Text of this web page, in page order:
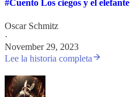
#Cuento Los ciegos y el elefante
Oscar Schmitz
·
November 29, 2023
Lee la historia completa